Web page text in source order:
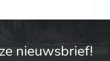
nieuwsbrief!